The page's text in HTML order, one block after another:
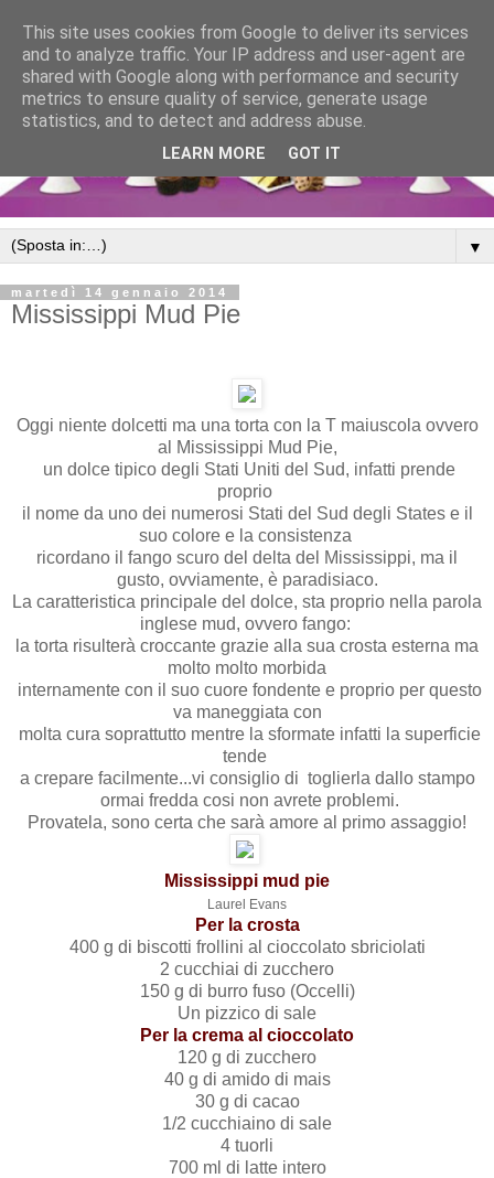
▼
martedì 14 gennaio 2014
Mississippi Mud Pie
Oggi niente dolcetti ma una torta con la T maiuscola ovvero
al Mississippi Mud Pie,
un dolce tipico degli Stati Uniti del Sud, infatti prende
proprio
il nome da uno dei numerosi Stati del Sud degli States e il
suo colore e la consistenza
ricordano il fango scuro del delta del Mississippi, ma il
gusto, ovviamente, è paradisiaco.
La caratteristica principale del dolce, sta proprio nella parola
inglese mud, ovvero fango:
la torta risulterà croccante grazie alla sua crosta esterna ma
molto molto morbida
internamente con il suo cuore fondente e proprio per questo
va maneggiata con
molta cura soprattutto mentre la sformate infatti la superficie
tende
a crepare facilmente...vi consiglio di toglierla dallo stampo
ormai fredda cosi non avrete problemi.
Provatela, sono certa che sarà amore al primo assaggio!
Mississippi mud pie
Laurel Evans
Per la crosta
400 g di biscotti frollini al cioccolato sbriciolati
2 cucchiai di zucchero
150 g di burro fuso (Occelli)
Un pizzico di sale
Per la crema al cioccolato
120 g di zucchero
40 g di amido di mais
30 g di cacao
1/2 cucchiaino di sale
4 tuorli
700 ml di latte intero
This site uses cookies from Google to deliver its services
and to analyze traffic. Your IP address and user-agent are
shared with Google along with performance and security
metrics to ensure quality of service, generate usage
statistics, and to detect and address abuse.
LEARN MORE GOT IT